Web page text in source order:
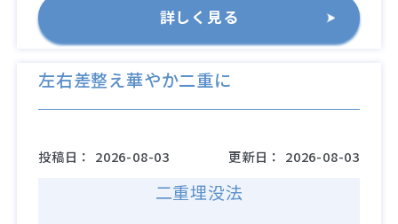
詳しく見る
左右差整え華やか二重に
投稿日： 2026-08-03 更新日： 2026-08-03
二重埋没法